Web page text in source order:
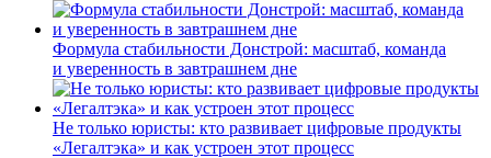
Формула стабильности Донстрой: масштаб, команда
и уверенность в завтрашнем дне
Не только юристы: кто развивает цифровые продукты
«Легалтэка» и как устроен этот процесс